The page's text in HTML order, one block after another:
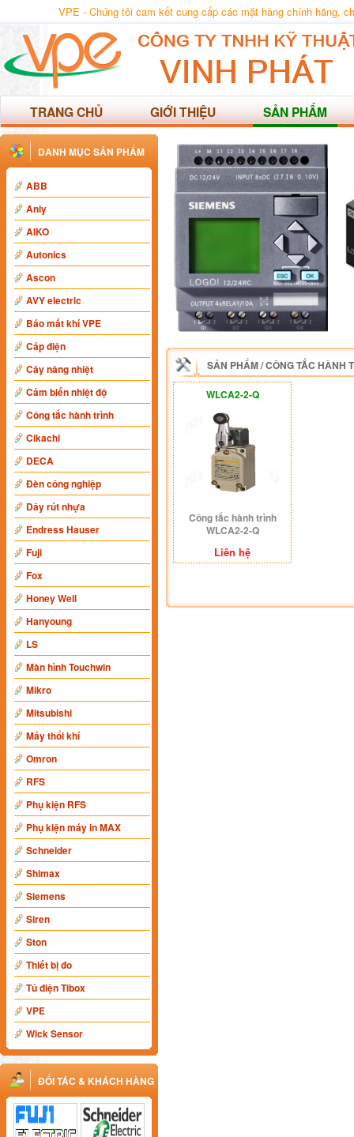
VPE - Chúng tôi cam kết cung cấp các mặt hàng chính hãng,
TRANG CHỦ GIỚI THIỆU SẢN PHẨM
DANH MỤC SẢN PHẨM
ABB
Anly
AIKO
Autonics
Ascon
AVY electric
Báo mất khí VPE
Cáp điện
Cây nâng nhiệt
Cảm biến nhiệt độ
Công tắc hành trình
Cikachi
DECA
Đèn công nghiệp
Dây rút nhựa
Endress Hauser
Fuji
Fox
Honey Well
Hanyoung
LS
Màn hình Touchwin
Mikro
Mitsubishi
Máy thổi khí
Omron
RFS
Phụ kiện RFS
Phụ kiện máy in MAX
Schneider
Shimax
Siemens
Siren
Ston
Thiết bị đo
Tủ điện Tibox
VPE
Wick Sensor
ĐỐI TÁC & KHÁCH HÀNG
SẢN PHẨM/CÔNG TẮC HÀNH
WLCA2-2-Q
Công tắc hành trình
WLCA2-2-Q
Liên hệ